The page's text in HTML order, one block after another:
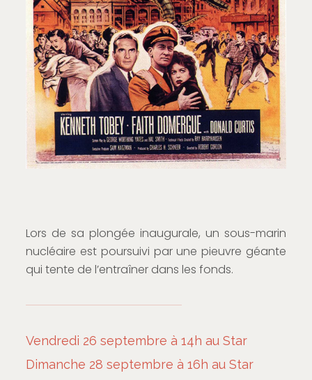
Lors de sa plongée inaugurale, un sous-marin
nucléaire est poursuivi par une pieuvre géante
qui tente de l’entraîner dans les fonds.
Vendredi 26 septembre à 14h au Star
Dimanche 28 septembre à 16h au Star